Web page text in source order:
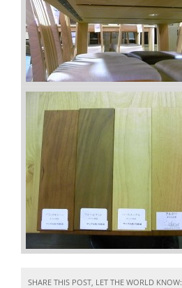
SHARE THIS POST, LET THE WORLD KNOW: